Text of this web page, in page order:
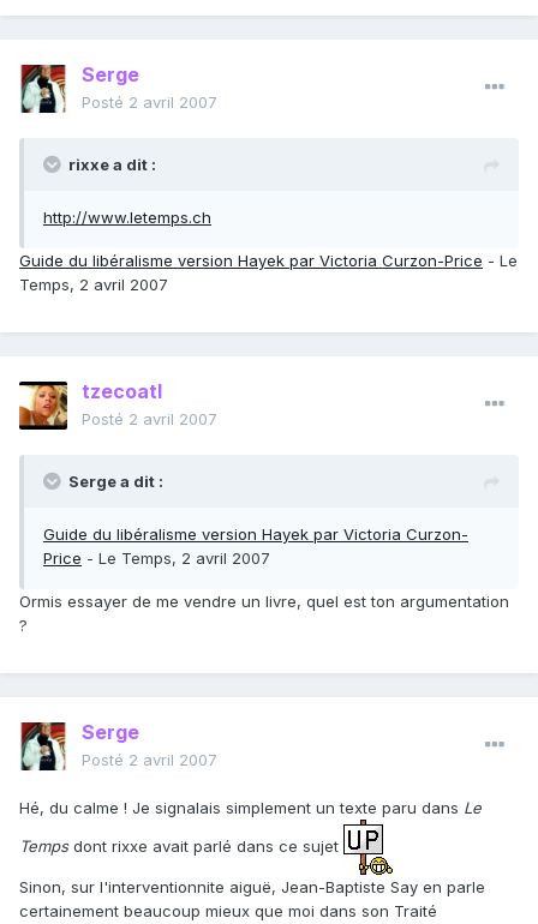
Serge
Posté 2 avril 2007
rixxe a dit :
http://www.letemps.ch
Guide du libéralisme version Hayek par Victoria Curzon-Price - Le
Temps, 2 avril 2007
tzecoatl
Posté 2 avril 2007
Serge a dit :
Guide du libéralisme version Hayek par Victoria Curzon-
Price - Le Temps, 2 avril 2007
Ormis essayer de me vendre un livre, quel est ton argumentation
?
Serge
Posté 2 avril 2007
Hé, du calme ! Je signalais simplement un texte paru dans Le
Tempsdont rixxe avait parlé dans ce sujet
Sinon, sur l'interventionnite aiguë, Jean-Baptiste Say en parle
certainement beaucoup mieux que moi dans son Traité